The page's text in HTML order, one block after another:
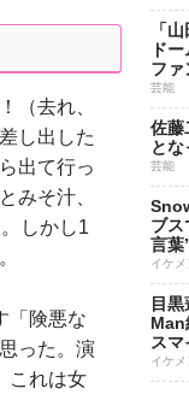
（去れ、
し出した
出て行っ
みそ汁、
しかし1
「険悪な
った。演
これは女
「
ド
ファ
芸能
佐藤
と
芸能
ブス
言葉
イケメ
目
Man
スマ
イケメ